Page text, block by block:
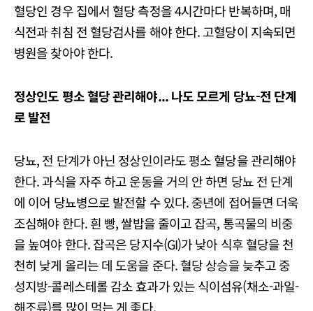
혈당인 경우 집에서 혈당 측정을 4시간마다 반복하며, 매
식전과 취침 전 혈당검사를 해야 한다. 고혈당이 지속되면
병원을 찾아야 한다.
정상인도 평소 혈당 관리해야...나도 모르게 당뇨-전 단계
로 발전
당뇨, 전 단계가 아닌 정상인이라도 평소 혈당을 관리해야
한다. 과식을 자주 하고 운동을 거의 안 하면 당뇨 전 단계
에 이어 당뇨병으로 발전할 수 있다. 중년에 접어들면 더욱
조심해야 한다. 흰 빵, 쌀밥을 줄이고 잡곡, 통곡물의 비중
을 높여야 한다. 잡곡은 당지수(GI)가 낮아 식후 혈당을 천
천히 낮게 올리는 데 도움을 준다. 혈당 상승을 늦추고 중
성지방-콜레스테롤 감소 효과가 있는 식이섬유(채소-과일-
해조류)를 많이 먹는 게 좋다.